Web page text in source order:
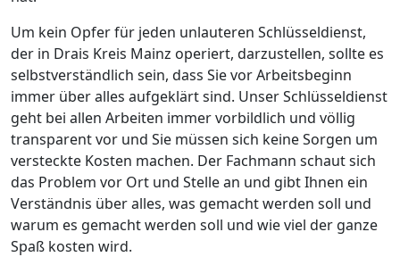
Um kein Opfer für jeden unlauteren Schlüsseldienst,
der in Drais Kreis Mainz operiert, darzustellen, sollte es
selbstverständlich sein, dass Sie vor Arbeitsbeginn
immer über alles aufgeklärt sind. Unser Schlüsseldienst
geht bei allen Arbeiten immer vorbildlich und völlig
transparent vor und Sie müssen sich keine Sorgen um
versteckte Kosten machen. Der Fachmann schaut sich
das Problem vor Ort und Stelle an und gibt Ihnen ein
Verständnis über alles, was gemacht werden soll und
warum es gemacht werden soll und wie viel der ganze
Spaß kosten wird.